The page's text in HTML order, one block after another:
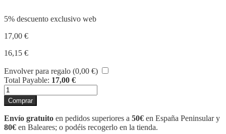
5% descuento exclusivo web
17,00 €
16,15 €
Envolver para regalo (0,00 €)
Total Payable: 17,00 €
EL
NUEVO
TESTAMENTO
PASO
A
Comprar
Envío gratuito en pedidos superiores a 50€ en España Peninsular y
80€ en Baleares; o podéis recogerlo en la tienda.